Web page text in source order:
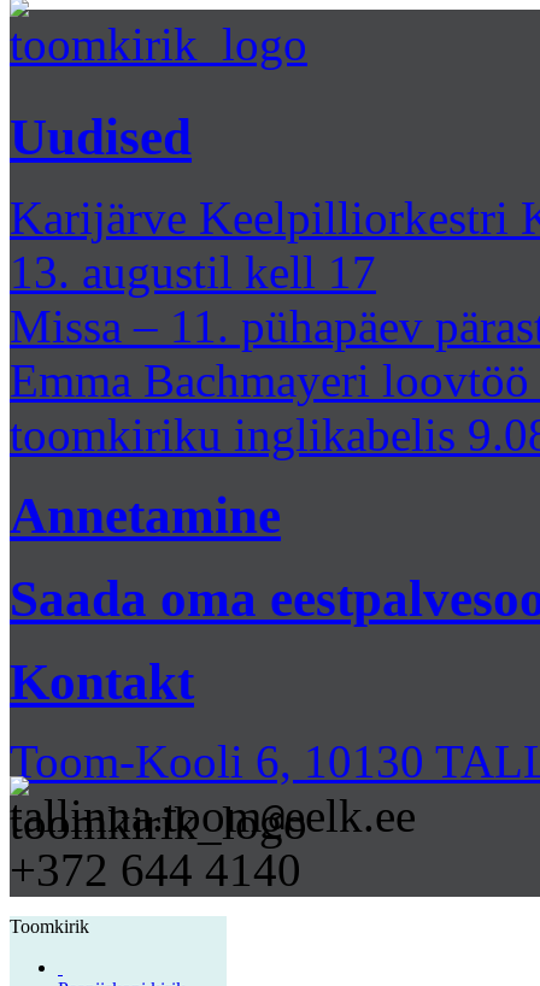
Uudised
Karijärve Keelpilliorkestri
13. augustil kell 17
Missa – 11. pühapäev
Emma Bachmayeri
toomkiriku inglikabelis
Annetamine
Saada oma
Kontakt
Toom-Kooli 6, 10130
tallinna.toom@eelk.ee
+372 644 4140
Toomkirik